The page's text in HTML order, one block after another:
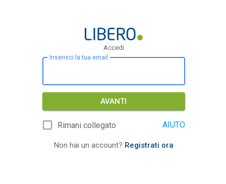
Accedi
Inserisci la tua email
AVANTI
Rimani collegato AIUTO
Non hai un account? Registrati ora